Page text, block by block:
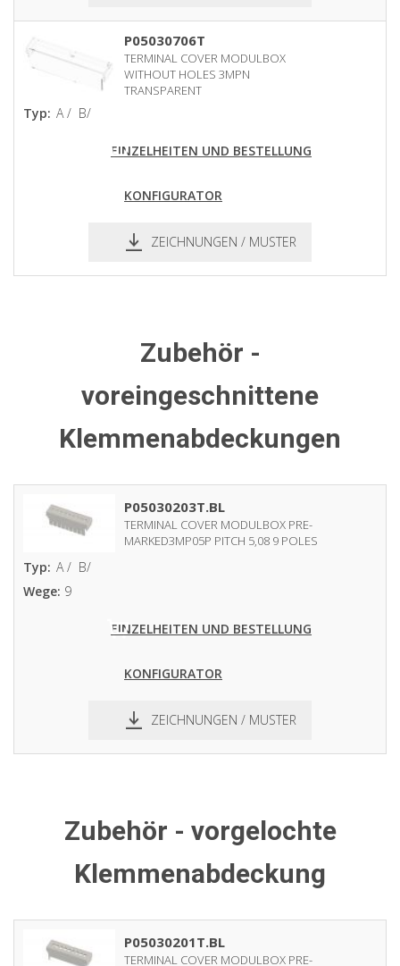
P05030706T
TERMINAL COVER MODULBOX
WITHOUT HOLES 3MPN
TRANSPARENT
Typ: A / B/
EINZELHEITEN UND BESTELLUNG
KONFIGURATOR
ZEICHNUNGEN / MUSTER
Zubehör -
voreingeschnittene
Klemmenabdeckungen
P05030203T.BL
TERMINAL COVER MODULBOX PRE-
MARKED3MP05P PITCH 5,08 9 POLES
Typ: A / B/
Wege: 9
EINZELHEITEN UND BESTELLUNG
KONFIGURATOR
ZEICHNUNGEN / MUSTER
Zubehör - vorgelochte
Klemmenabdeckung
P05030201T.BL
TERMINAL COVER MODULBOX PRE-